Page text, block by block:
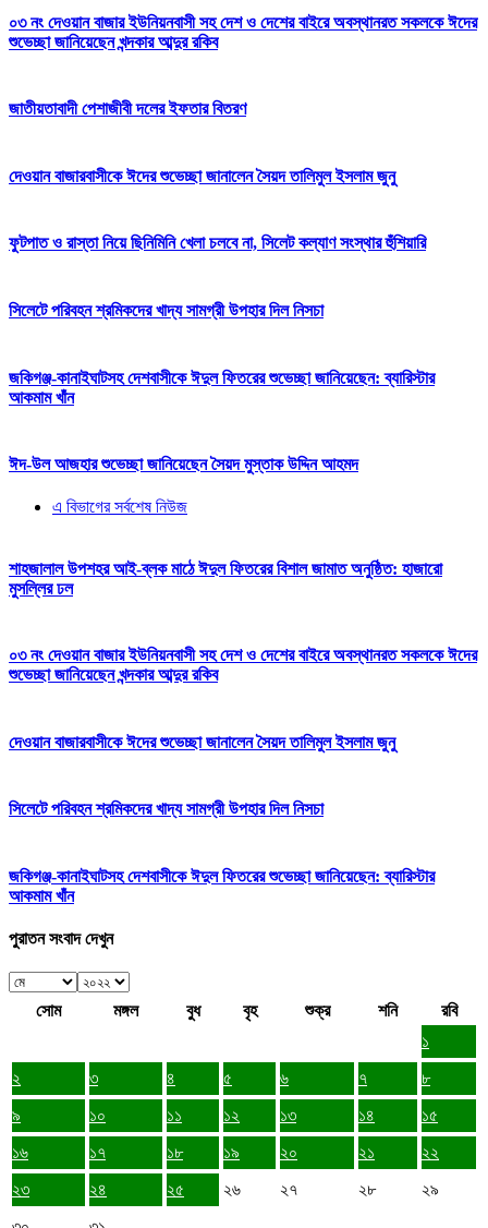
০৩ নং দেওয়ান বাজার ইউনিয়নবাসী সহ দেশ ও দেশের বাইরে অবস্থানরত সকলকে ঈদের
শুভেচ্ছা জানিয়েছেন খন্দকার আব্দুর রকিব
জাতীয়তাবাদী পেশাজীবী দলের ইফতার বিতরণ
দেওয়ান বাজারবাসীকে ঈদের শুভেচ্ছা জানালেন সৈয়দ তালিমুল ইসলাম জুনু
ফুটপাত ও রাস্তা নিয়ে ছিনিমিনি খেলা চলবে না, সিলেট কল্যাণ সংস্থার হুঁশিয়ারি
সিলেটে পরিবহন শ্রমিকদের খাদ্য সামগ্রী উপহার দিল নিসচা
জকিগঞ্জ-কানাইঘাটসহ দেশবাসীকে ঈদুল ফিতরের শুভেচ্ছা জানিয়েছেন: ব্যারিস্টার
আকমাম খাঁন
ঈদ-উল আজহার শুভেচ্ছা জানিয়েছেন সৈয়দ মুস্তাক উদ্দিন আহমদ
এ বিভাগের সর্বশেষ নিউজ
শাহজালাল উপশহর আই-ব্লক মাঠে ঈদুল ফিতরের বিশাল জামাত অনুষ্ঠিত: হাজারো
মুসল্লির ঢল
০৩ নং দেওয়ান বাজার ইউনিয়নবাসী সহ দেশ ও দেশের বাইরে অবস্থানরত সকলকে ঈদের
শুভেচ্ছা জানিয়েছেন খন্দকার আব্দুর রকিব
দেওয়ান বাজারবাসীকে ঈদের শুভেচ্ছা জানালেন সৈয়দ তালিমুল ইসলাম জুনু
সিলেটে পরিবহন শ্রমিকদের খাদ্য সামগ্রী উপহার দিল নিসচা
জকিগঞ্জ-কানাইঘাটসহ দেশবাসীকে ঈদুল ফিতরের শুভেচ্ছা জানিয়েছেন: ব্যারিস্টার
আকমাম খাঁন
পুরাতন সংবাদ দেখুন
সোম মঙ্গল বুধ বৃহ শুক্র শনি
রবি
১
২
৩ ৪ ৫ ৬ ৭
৮
৯
১০ ১১ ১২ ১৩ ১৪
১৫
১৬
১৭ ১৮ ১৯ ২০ ২১
২২
২৩
২৪ ২৫ ২৬ ২৭ ২৮
২৯